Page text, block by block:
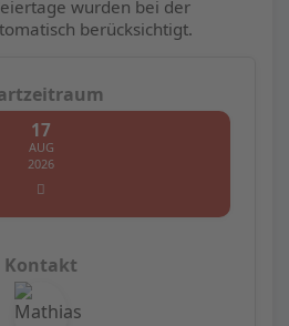
wurden bei der
berücksichtigt.
17
AUG
2026